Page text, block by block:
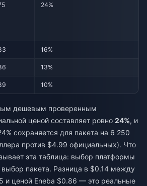
24%
16%
13%
10%
дешевым проверенным
ценой составляет ровно 24%, и
сохраняется для пакета на 6 250
против $4.99 официальных). Что
эта таблица: выбор платформы
пакета. Разница в $0.14 между
и ценой Eneba $0.86 — это реальные